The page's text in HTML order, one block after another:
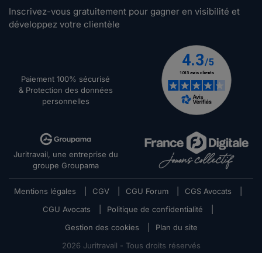
Inscrivez-vous gratuitement pour gagner en visibilité et
développez votre clientèle
Paiement 100% sécurisé
& Protection des données
personnelles
Juritravail, une entreprise du
groupe Groupama
Mentions légales CGV CGU Forum CGS Avocats
CGU Avocats
Politique de confidentialité
Gestion des cookies
Plan du site
2026 Juritravail - Tous droits réservés